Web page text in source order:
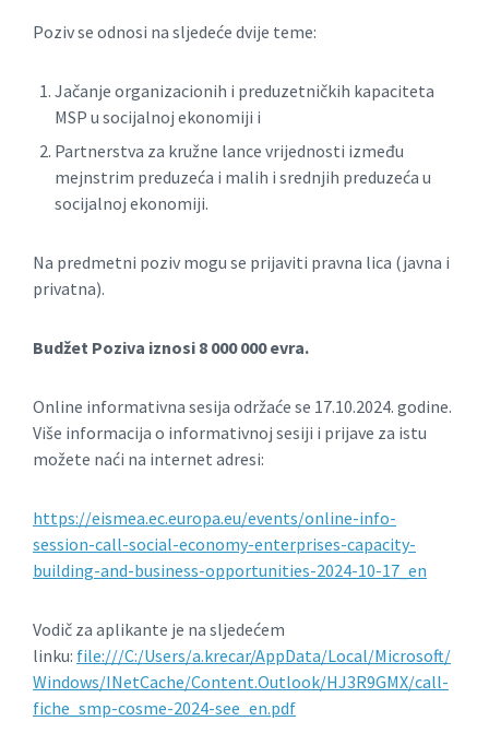
Poziv se odnosi na sljedeće dvije teme:
Jačanje organizacionih i preduzetničkih kapaciteta
MSP u socijalnoj ekonomiji i
Partnerstva za kružne lance vrijednosti između
mejnstrim preduzeća i malih i srednjih preduzeća u
socijalnoj ekonomiji.
Na predmetni poziv mogu se prijaviti pravna lica (javna i
privatna).
Budžet Poziva iznosi 8 000 000 evra.
Online informativna sesija održaće se 17.10.2024. godine.
Više informacija o informativnoj sesiji i prijave za istu
možete naći na internet adresi:
https://eismea.ec.europa.eu/events/online-info-
session-call-social-economy-enterprises-capacity-
building-and-business-opportunities-2024-10-17_en
Vodič za aplikante je na sljedećem
linku: file:///C:/Users/a.krecar/AppData/Local/Microsoft/
Windows/INetCache/Content.Outlook/HJ3R9GMX/call-
fiche_smp-cosme-2024-see_en.pdf